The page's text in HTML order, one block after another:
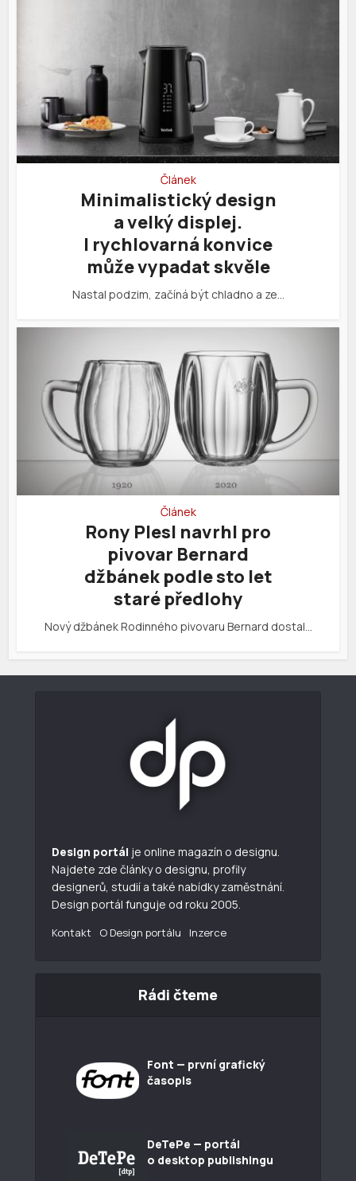
Článek
Minimalistický design
a velký displej.
I rychlovarná konvice
může vypadat skvěle
Nastal podzim, začíná být chladno a ze…
Článek
Rony Plesl navrhl pro
pivovar Bernard
džbánek podle sto let
staré předlohy
Nový džbánek Rodinného pivovaru Bernard dostal…
Design portál je online magazín o designu.
Najdete zde články o designu, profily
designerů, studií a také nabídky zaměstnání.
Design portál funguje od roku 2005.
Kontakt O Design portálu Inzerce
Rádi čteme
Font — první grafický
časopis
DeTePe — portál
o desktop publishingu